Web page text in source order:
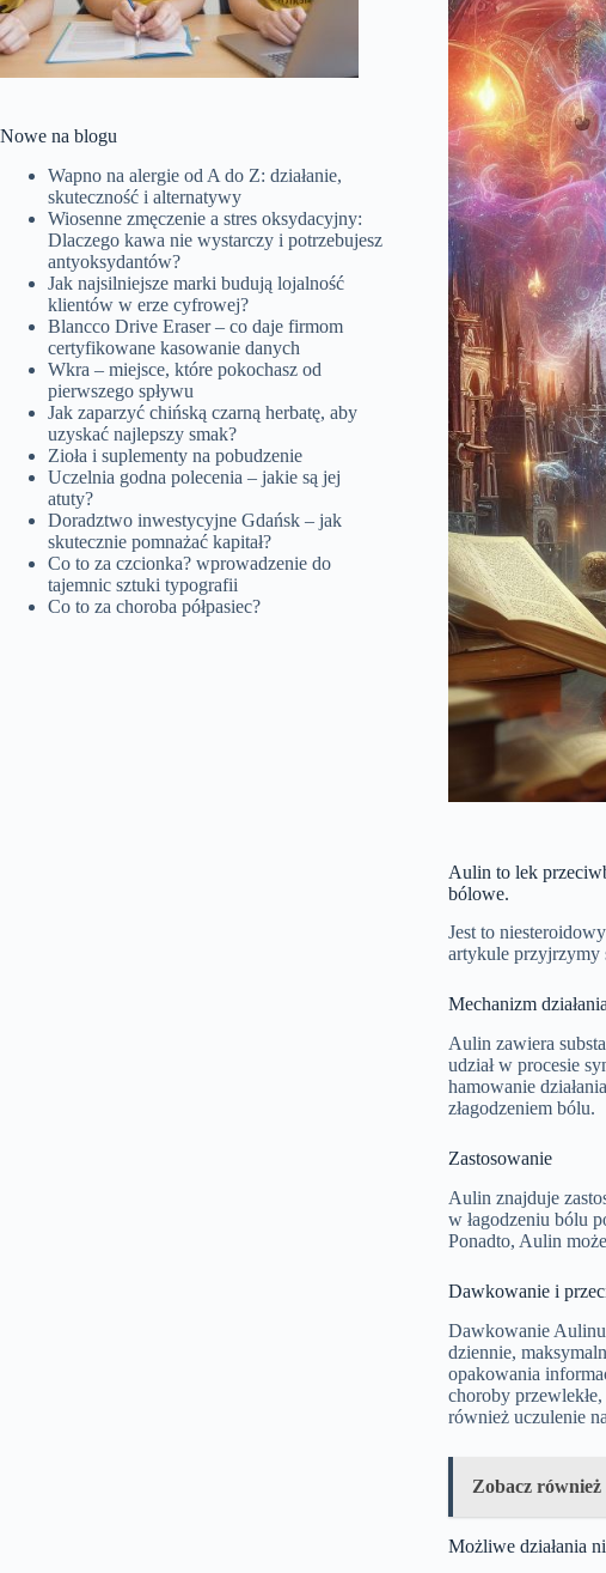
Aulin to lek
bólowe.
Jest to
artykule przyjrzymy
Mechanizm
Aulin zawiera
udział w procesie
hamowanie
złagodzeniem bólu.
Zastosowanie
Aulin znajduje
w łagodzeniu bólu
Ponadto, Aulin
Dawkowanie i
Dawkowanie
dziennie,
opakowania
choroby
również uczulenie
Zobacz również
Możliwe działania
Nowe na blogu
Wapno na alergie od A do Z: działanie,
skuteczność i alternatywy
Wiosenne zmęczenie a stres oksydacyjny:
Dlaczego kawa nie wystarczy i potrzebujesz
antyoksydantów?
Jak najsilniejsze marki budują lojalność
klientów w erze cyfrowej?
Blancco Drive Eraser – co daje firmom
certyfikowane kasowanie danych
Wkra – miejsce, które pokochasz od
pierwszego spływu
Jak zaparzyć chińską czarną herbatę, aby
uzyskać najlepszy smak?
Zioła i suplementy na pobudzenie
Uczelnia godna polecenia – jakie są jej
atuty?
Doradztwo inwestycyjne Gdańsk – jak
skutecznie pomnażać kapitał?
Co to za czcionka? wprowadzenie do
tajemnic sztuki typografii
Co to za choroba półpasiec?